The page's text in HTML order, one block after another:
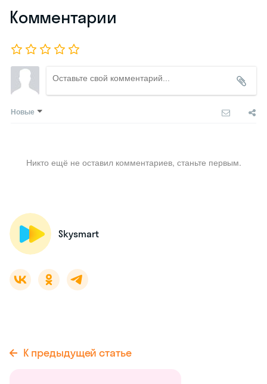
Комментарии
Новые
Никто ещё не оставил комментариев, станьте первым.
Skysmart
К предыдущей статье